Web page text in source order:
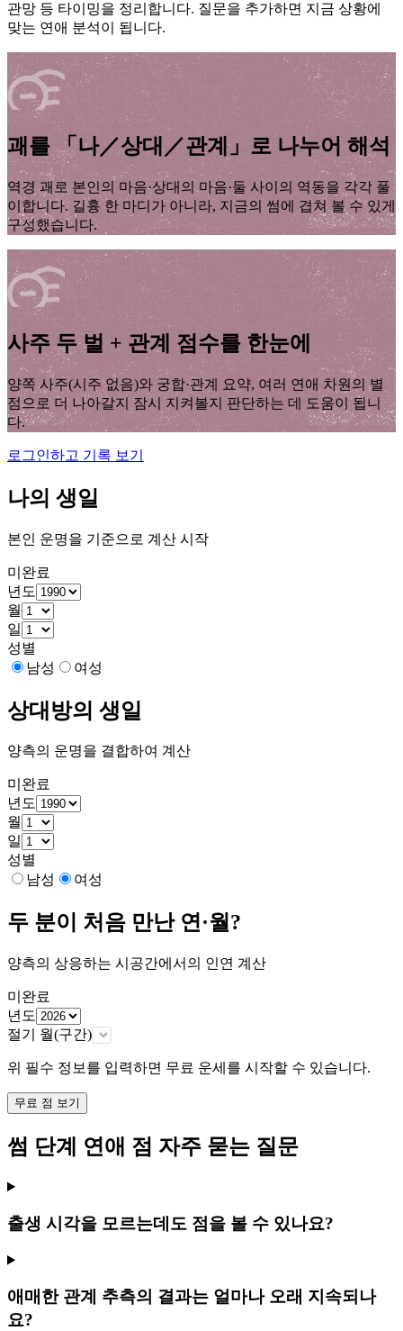
관망 등 타이밍을 정리합니다. 질문을 추가하면 지금 상황에
맞는 연애 분석이 됩니다.
괘를 「나／상대／관계」로 나누어 해석
역경 괘로 본인의 마음·상대의 마음·둘 사이의 역동을 각각 풀
이합니다. 길흉 한 마디가 아니라, 지금의 썸에 겹쳐 볼 수 있게
구성했습니다.
사주 두 벌 + 관계 점수를 한눈에
양쪽 사주(시주 없음)와 궁합·관계 요약, 여러 연애 차원의 별
점으로 더 나아갈지 잠시 지켜볼지 판단하는 데 도움이 됩니
다.
로그인하고 기록 보기
나의 생일
본인 운명을 기준으로 계산 시작
미완료
년도
월
일
성별
남성
여성
상대방의 생일
양측의 운명을 결합하여 계산
미완료
년도
월
일
성별
남성
여성
두 분이 처음 만난 연·월?
양측의 상응하는 시공간에서의 인연 계산
미완료
년도
절기 월(구간)
위 필수 정보를 입력하면 무료 운세를 시작할 수 있습니다.
무료 점 보기
썸 단계 연애 점 자주 묻는 질문
출생 시각을 모르는데도 점을 볼 수 있나요?
애매한 관계 추측의 결과는 얼마나 오래 지속되나
요?